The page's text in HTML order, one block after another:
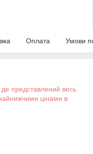
Оплата Умови
представлений весь
найнижчими цінами в